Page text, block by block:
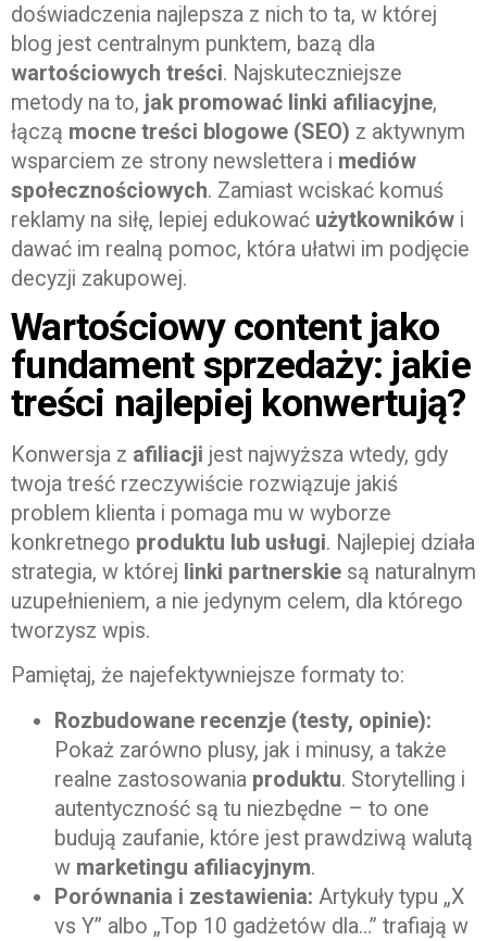
doświadczenia najlepsza z nich to ta, w której
blog jest centralnym punktem, bazą dla
wartościowych treści. Najskuteczniejsze
metody na to, jak promować linki afiliacyjne,
łączą mocne treści blogowe (SEO) z aktywnym
wsparciem ze strony newslettera i mediów
społecznościowych. Zamiast wciskać komuś
reklamy na siłę, lepiej edukować użytkowników i
dawać im realną pomoc, która ułatwi im podjęcie
decyzji zakupowej.
Wartościowy content jako
fundament sprzedaży: jakie
treści najlepiej konwertują?
Konwersja z afiliacji jest najwyższa wtedy, gdy
twoja treść rzeczywiście rozwiązuje jakiś
problem klienta i pomaga mu w wyborze
konkretnego produktu lub usługi. Najlepiej działa
strategia, w której linki partnerskie są naturalnym
uzupełnieniem, a nie jedynym celem, dla którego
tworzysz wpis.
Pamiętaj, że najefektywniejsze formaty to:
Rozbudowane recenzje (testy, opinie):
Pokaż zarówno plusy, jak i minusy, a także
realne zastosowania produktu. Storytelling i
autentyczność są tu niezbędne – to one
budują zaufanie, które jest prawdziwą walutą
w marketingu afiliacyjnym.
Porównania i zestawienia: Artykuły typu „X
vs Y” albo „Top 10 gadżetów dla…” trafiają w